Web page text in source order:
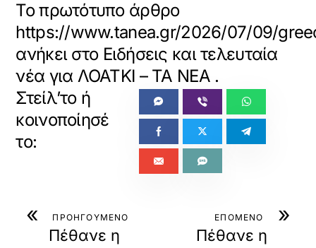
Το πρωτότυπο άρθρο
https://www.tanea.gr/2026/07/09/
ανήκει στο Ειδήσεις και τελευταία
νέα για ΛΟΑΤΚΙ – ΤΑ ΝΕΑ.
« ΠΡΟΗΓΟΥΜΕΝΟ
Πέθανε η
»
ΕΠΟΜΕΝΟ
Πέθανε η